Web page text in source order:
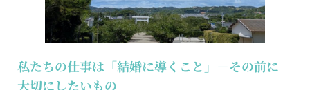
私たちの仕事は「結婚に導くこと」－その前に
大切にしたいもの